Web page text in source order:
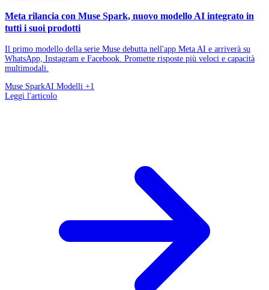
Meta rilancia con Muse Spark, nuovo modello AI integrato in
tutti i suoi prodotti
Il primo modello della serie Muse debutta nell'app Meta AI e arriverà su
WhatsApp, Instagram e Facebook. Promette risposte più veloci e capacità
multimodali.
Muse SparkAI Modelli +1
Leggi l'articolo